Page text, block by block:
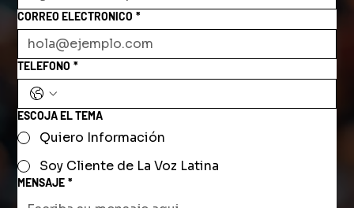
CORREO ELECTRONICO *
TELEFONO *
ESCOJA EL TEMA
Quiero Información
Soy Cliente de La Voz Latina
MENSAJE *